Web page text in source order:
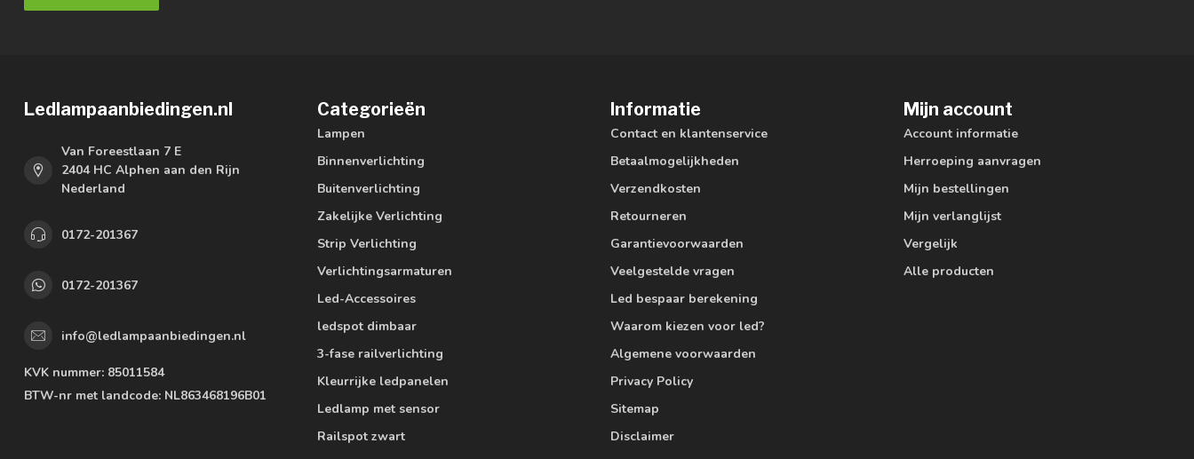
Ledlampaanbiedingen.nl
Van Foreestlaan 7 E
2404 HC Alphen aan den Rijn
Nederland
0172-201367
0172-201367
info@ledlampaanbiedingen.nl
KVK nummer: 85011584
BTW-nr met landcode: NL863468196B01
Categorieën
Lampen
Binnenverlichting
Buitenverlichting
Zakelijke Verlichting
Strip Verlichting
Verlichtingsarmaturen
Led-Accessoires
ledspot dimbaar
3-fase railverlichting
Kleurrijke ledpanelen
Ledlamp met sensor
Railspot zwart
Informatie
Contact en klantenservice
Betaalmogelijkheden
Verzendkosten
Retourneren
Garantievoorwaarden
Veelgestelde vragen
Led bespaar berekening
Waarom kiezen voor led?
Algemene voorwaarden
Privacy Policy
Sitemap
Disclaimer
Mijn account
Account informatie
Herroeping aanvragen
Mijn bestellingen
Mijn verlanglijst
Vergelijk
Alle producten